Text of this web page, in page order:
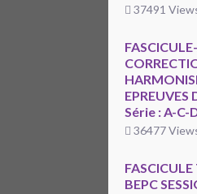
37491
EPREUVES
Série : A-C-
36477
FASCICULE
BEPC